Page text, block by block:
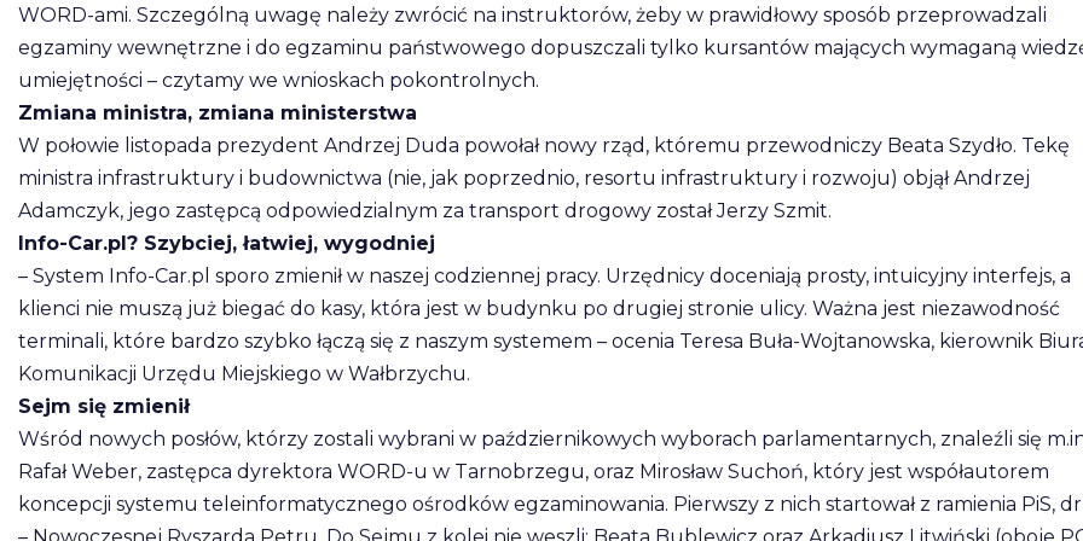
WORD-ami. Szczególną uwagę należy zwrócić na instruktorów, żeby w prawidłowy sposób przeprowadzali
egzaminy wewnętrzne i do egzaminu państwowego dopuszczali tylko kursantów mających wymaganą
umiejętności – czytamy we wnioskach pokontrolnych.
Zmiana ministra, zmiana ministerstwa
W połowie listopada prezydent Andrzej Duda powołał nowy rząd, któremu przewodniczy Beata Szydło. Tekę
ministra infrastruktury i budownictwa (nie, jak poprzednio, resortu infrastruktury i rozwoju) objął Andrzej
Adamczyk, jego zastępcą odpowiedzialnym za transport drogowy został Jerzy Szmit.
Info-Car.pl? Szybciej, łatwiej, wygodniej
– System Info-Car.pl sporo zmienił w naszej codziennej pracy. Urzędnicy doceniają prosty, intuicyjny interfejs, a
klienci nie muszą już biegać do kasy, która jest w budynku po drugiej stronie ulicy. Ważna jest niezawodność
terminali, które bardzo szybko łączą się z naszym systemem – ocenia Teresa Buła-Wojtanowska, kierownik
Komunikacji Urzędu Miejskiego w Wałbrzychu.
Sejm się zmienił
Wśród nowych posłów, którzy zostali wybrani w październikowych wyborach parlamentarnych, znaleźli się
Rafał Weber, zastępca dyrektora WORD-u w Tarnobrzegu, oraz Mirosław Suchoń, który jest współautorem
koncepcji systemu teleinformatycznego ośrodków egzaminowania. Pierwszy z nich startował z ramienia PiS,